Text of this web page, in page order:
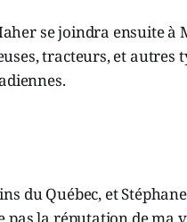
se joindra ensuite
tracteurs, et autres
du Québec, et